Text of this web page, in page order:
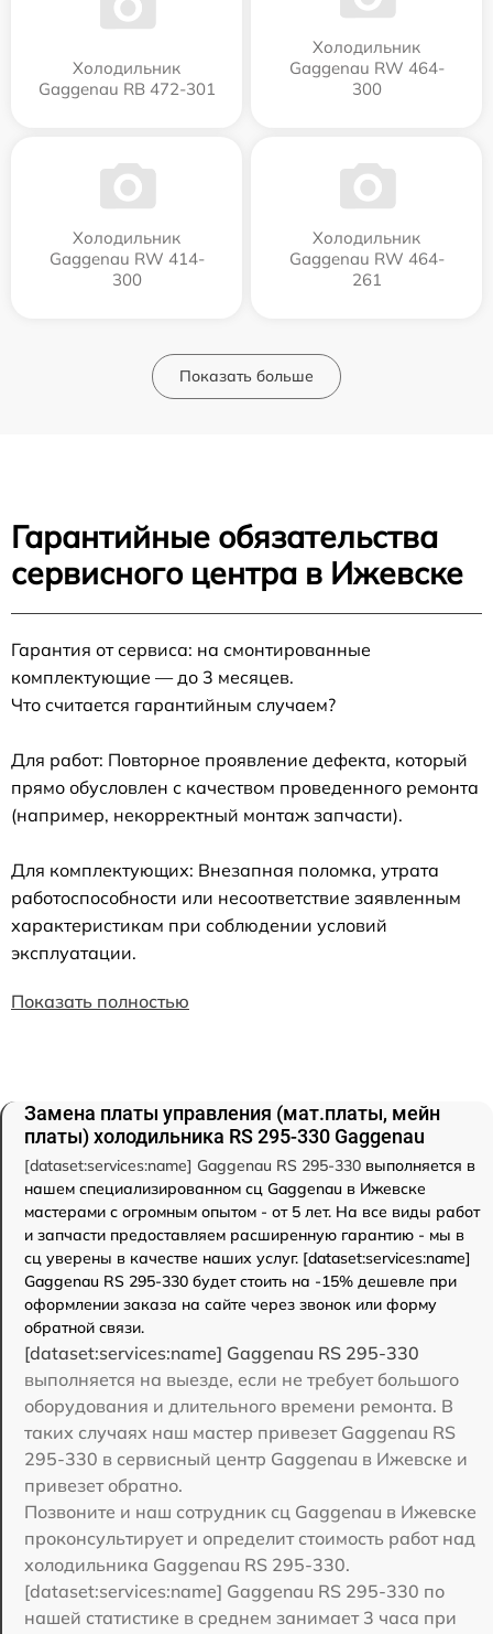
Холодильник
Gaggenau RB 472-301
Холодильник
Gaggenau RW 464-
300
Холодильник
Gaggenau RW 414-
300
Холодильник
Gaggenau RW 464-
261
Показать больше
Гарантийные обязательства
сервисного центра в Ижевске
Гарантия от сервиса: на смонтированные
комплектующие — до 3 месяцев.
Что считается гарантийным случаем?
Для работ: Повторное проявление дефекта, который
прямо обусловлен с качеством проведенного ремонта
(например, некорректный монтаж запчасти).
Для комплектующих: Внезапная поломка, утрата
работоспособности или несоответствие заявленным
характеристикам при соблюдении условий
эксплуатации.
Показать полностью
Замена платы управления (мат.платы, мейн
платы) холодильника RS 295-330 Gaggenau
[dataset:services:name] Gaggenau RS 295-330 выполняется в
нашем специализированном сц Gaggenau в Ижевске
мастерами с огромным опытом - от 5 лет. На все виды работ
и запчасти предоставляем расширенную гарантию - мы в
сц уверены в качестве наших услуг. [dataset:services:name]
Gaggenau RS 295-330 будет стоить на -15% дешевле при
оформлении заказа на сайте через звонок или форму
обратной связи.
[dataset:services:name] Gaggenau RS 295-330
выполняется на выезде, если не требует большого
оборудования и длительного времени ремонта. В
таких случаях наш мастер привезет Gaggenau RS
295-330 в сервисный центр Gaggenau в Ижевске и
привезет обратно.
Позвоните и наш сотрудник сц Gaggenau в Ижевске
проконсультирует и определит стоимость работ над
холодильника Gaggenau RS 295-330.
[dataset:services:name] Gaggenau RS 295-330 по
нашей статистике в среднем занимает 3 часа при